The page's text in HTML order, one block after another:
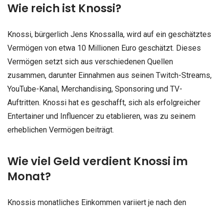
Wie reich ist Knossi?
Knossi, bürgerlich Jens Knossalla, wird auf ein geschätztes
Vermögen von etwa 10 Millionen Euro geschätzt. Dieses
Vermögen setzt sich aus verschiedenen Quellen
zusammen, darunter Einnahmen aus seinen Twitch-Streams,
YouTube-Kanal, Merchandising, Sponsoring und TV-
Auftritten. Knossi hat es geschafft, sich als erfolgreicher
Entertainer und Influencer zu etablieren, was zu seinem
erheblichen Vermögen beiträgt.
Wie viel Geld verdient Knossi im
Monat?
Knossis monatliches Einkommen variiert je nach den